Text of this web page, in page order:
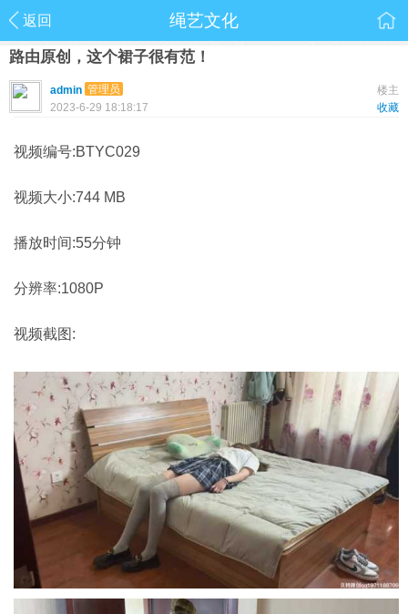
返回 绳艺文化
路由原创，这个裙子很有范！
楼主
admin 管理员
收藏
2023-6-29 18:18:17
视频编号:BTYC029
视频大小:744 MB
播放时间:55分钟
分辨率:1080P
视频截图: